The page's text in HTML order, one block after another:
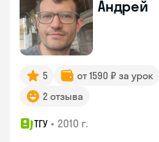
Андрей
5 от 1590 ₽ за урок
2 отзыва
ТГУ • 2010 г.